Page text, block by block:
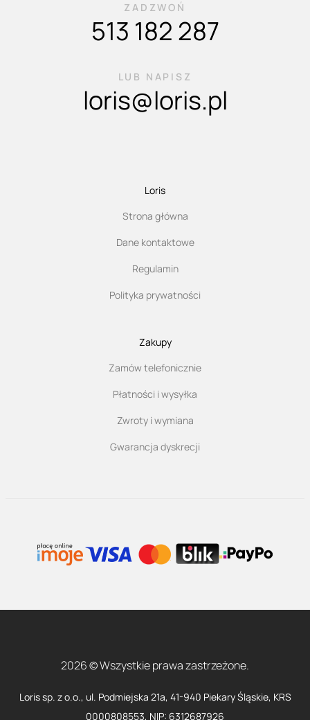
ZADZWOŃ
513 182 287
LUB NAPISZ
loris@loris.pl
Loris
Strona główna
Dane kontaktowe
Regulamin
Polityka prywatności
Zakupy
Zamów telefonicznie
Płatności i wysyłka
Zwroty i wymiana
Gwarancja dyskrecji
2026 © Wszystkie prawa zastrzeżone.
Loris sp. z o.o., ul. Podmiejska 21a, 41-940 Piekary Śląskie, KRS
0000808553, NIP: 6312687926